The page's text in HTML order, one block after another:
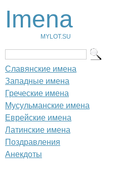
Imena
MYLOT.SU
Славянские имена
Западные имена
Греческие имена
Мусульманские имена
Еврейские имена
Латинские имена
Поздравления
Анекдоты